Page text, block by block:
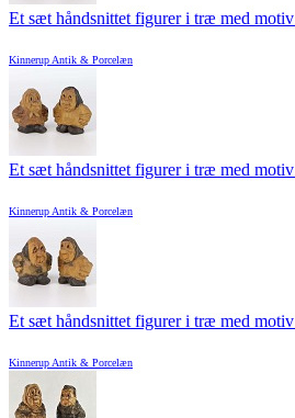
Et sæt håndsnittet figurer i træ med
Kinnerup Antik & Porcelæn
Et sæt håndsnittet figurer i træ med
Kinnerup Antik & Porcelæn
Et sæt håndsnittet figurer i træ med
Kinnerup Antik & Porcelæn